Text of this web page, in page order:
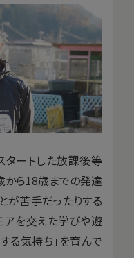
タートした放課後等
から18歳までの発達
が苦手だったりする
アを交えた学びや遊
る気持ち」を育んで